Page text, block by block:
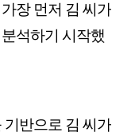
장 먼저 김 씨가
석하기 시작했
기반으로 김 씨가